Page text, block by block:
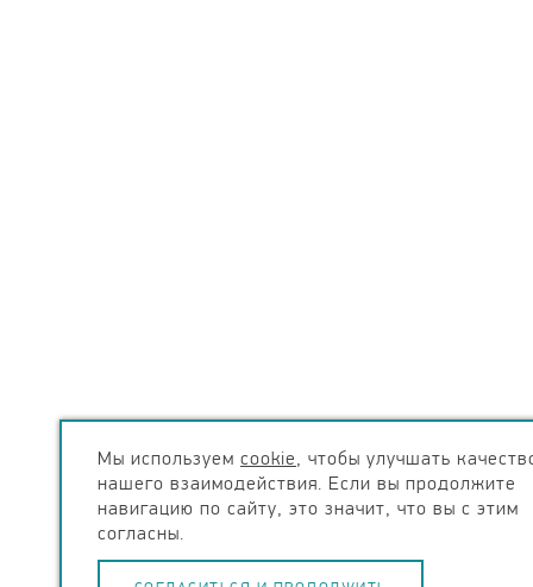
Мы используем cookie, чтобы улучшать
нашего взаимодействия. Если вы продолжите
навигацию по сайту, это значит, что вы с этим
согласны.